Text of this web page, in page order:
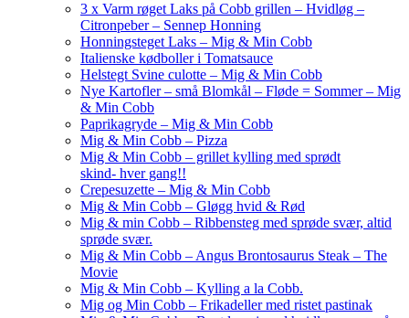
3 x Varm røget Laks på Cobb grillen – Hvidløg –
Citronpeber – Sennep Honning
Honningsteget Laks – Mig & Min Cobb
Italienske kødboller i Tomatsauce
Helstegt Svine culotte – Mig & Min Cobb
Nye Kartofler – små Blomkål – Fløde = Sommer – Mig
& Min Cobb
Paprikagryde – Mig & Min Cobb
Mig & Min Cobb – Pizza
Mig & Min Cobb – grillet kylling med sprødt
skind- hver gang!!
Crepesuzette – Mig & Min Cobb
Mig & Min Cobb – Gløgg hvid & Rød
Mig & min Cobb – Ribbensteg med sprøde svær, altid
sprøde svær.
Mig & Min Cobb – Angus Brontosaurus Steak – The
Movie
Mig & Min Cobb – Kylling a la Cobb.
Mig og Min Cobb – Frikadeller med ristet pastinak